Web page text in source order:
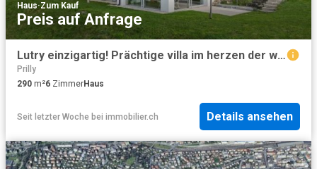
Haus·Zum Kauf
Preis auf Anfrage
Lutry einzigartig! Prächtige villa im herzen der weinberge
Prilly
290 m²6 ZimmerHaus
Seit letzter Woche bei immobilier.ch Details ansehen